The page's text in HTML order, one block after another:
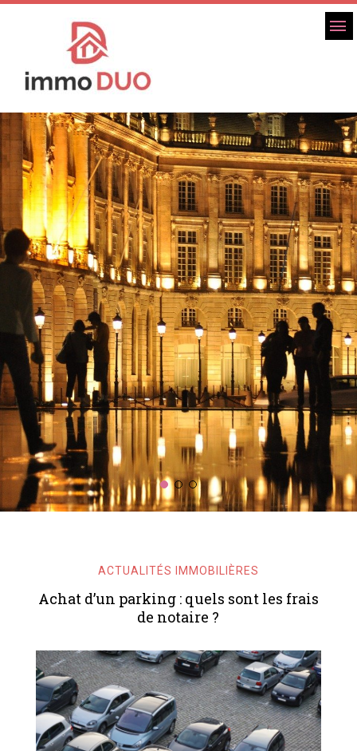
ACTUALITÉS IMMOBILIÈRES
Achat d’un parking : quels sont les frais
de notaire ?